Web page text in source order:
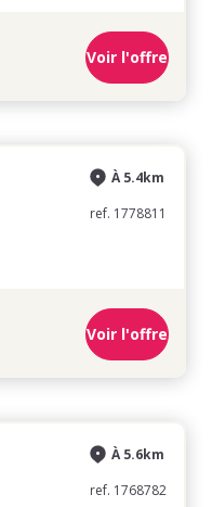
Voir l'offre
À 5.4km
ref. 1778811
Voir l'offre
À 5.6km
ref. 1768782